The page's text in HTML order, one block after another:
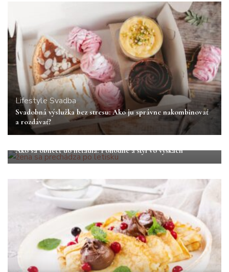
LifestyleSvadba
Svadobná výslužka bez stresu: Ako ju správne nakombinovať
a rozdávať?
Ako sa obliecť do lietadla: Pohodlie a štýl vo výškach